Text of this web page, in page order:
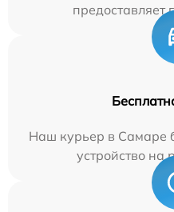
предоставляет
Наш курьер в Самаре
устройство на